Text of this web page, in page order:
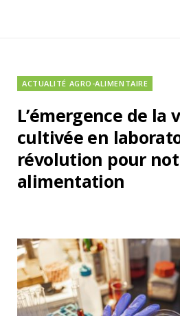
ACTUALITÉ AGRO-ALIMENTAIRE
L’émergence de la
cultivée en
révolution pour
alimentation